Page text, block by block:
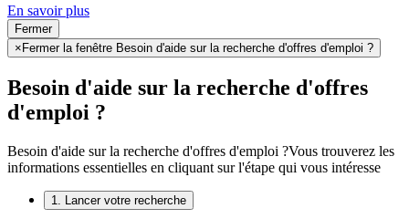
En savoir plus
Fermer
× Fermer la fenêtre Besoin d'aide sur la recherche d'offres d'emploi ?
Besoin d'aide sur la recherche d'offres
d'emploi ?
Besoin d'aide sur la recherche d'offres d'emploi ?Vous trouverez les
informations essentielles en cliquant sur l'étape qui vous intéresse
1. Lancer votre recherche